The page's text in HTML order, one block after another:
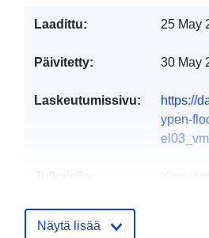
Laadittu: 25 May
Päivitetty: 30 May
Laskeutumissivu:
https://
ypen-
Julkaisija:
Näytä lisää